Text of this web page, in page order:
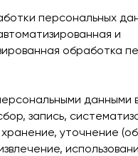
персональных
и
обработка
данными
запись,
уточнение